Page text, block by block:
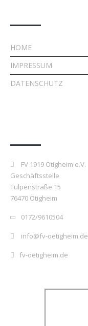
HOME
IMPRESSUM
DATENSCHUTZ
FV 1919 Ötigheim e.V.
Geschäftsstelle
Tulpenstraße 15
76470 Ötigheim
0172/9610504
info@fv-oetigheim.de
fv-oetigheim.de